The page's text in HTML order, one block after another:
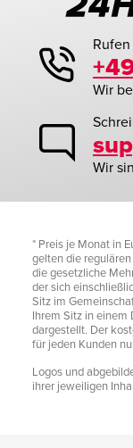
Wir
Wir
* Preis je Monat in
gelten die
die gesetzliche
der sich
Sitz im
Ihrem Sitz in einem
dargestellt. Der
für jeden Kunden
Logos und
ihrer jeweiligen